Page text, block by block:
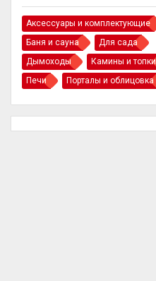
Аксессуары и комплектующие
Баня и сауна
Для сада
Дымоходы
Камины и топки
Печи
Порталы и облицовка